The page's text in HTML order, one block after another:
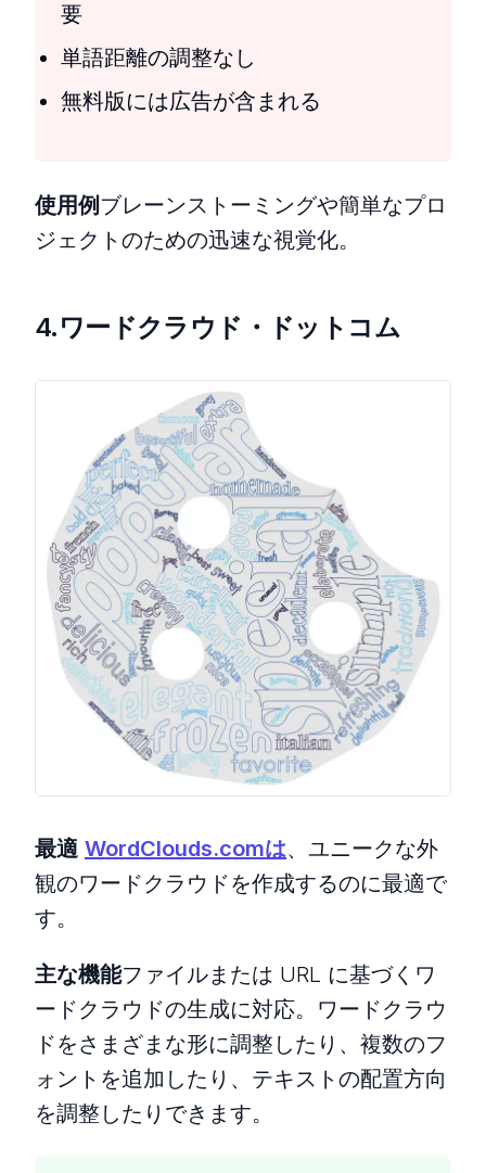
要
単語距離の調整なし
無料版には広告が含まれる
使用例ブレーンストーミングや簡単なプロ
ジェクトのための迅速な視覚化。
4.ワードクラウド・ドットコム
最適 WordClouds.comは、ユニークな外
観のワードクラウドを作成するのに最適で
す。
主な機能ファイルまたは URL に基づくワ
ードクラウドの生成に対応。ワードクラウ
ドをさまざまな形に調整したり、複数のフ
ォントを追加したり、テキストの配置方向
を調整したりできます。